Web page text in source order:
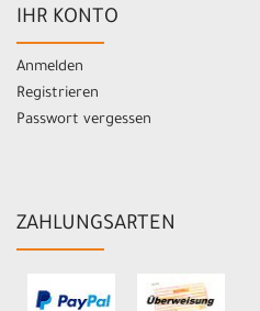
IHR KONTO
Anmelden
Registrieren
Passwort vergessen
ZAHLUNGSARTEN